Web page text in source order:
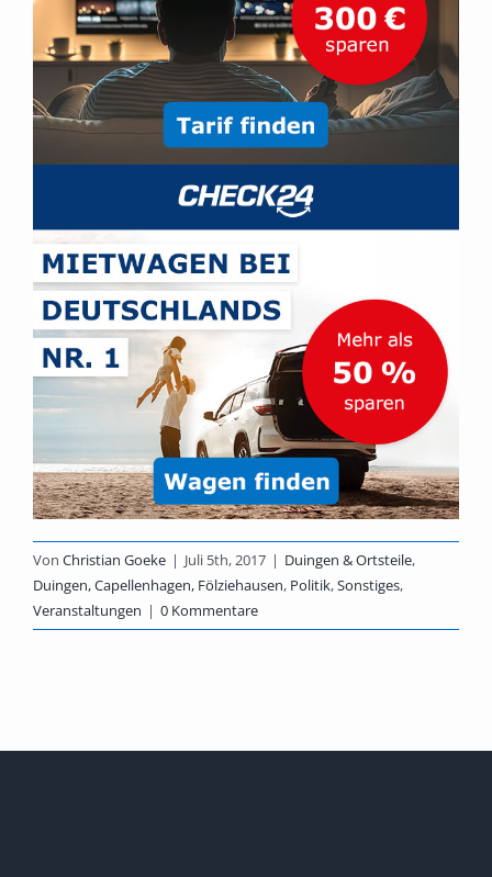
Von Christian Goeke | Juli 5th, 2017 | Duingen & Ortsteile,
Duingen, Capellenhagen, Fölziehausen, Politik,Sonstiges,
Veranstaltungen | 0 Kommentare